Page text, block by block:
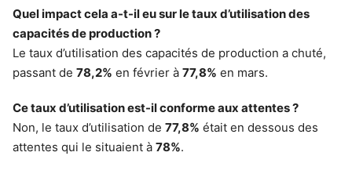
Quel impact cela a-t-il eu sur le taux d’utilisation des
capacités de production ?
Le taux d’utilisation des capacités de production a chuté,
passant de 78,2% en février à 77,8% en mars.
Ce taux d’utilisation est-il conforme aux attentes ?
Non, le taux d’utilisation de 77,8% était en dessous des
attentes qui le situaient à 78%.